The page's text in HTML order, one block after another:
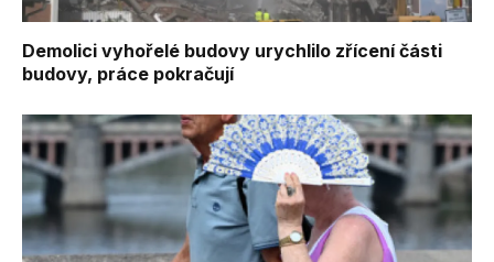
Demolici vyhořelé budovy urychlilo zřícení části
budovy, práce pokračují